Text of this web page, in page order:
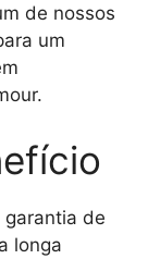
de nossos
um
garantia de
longa